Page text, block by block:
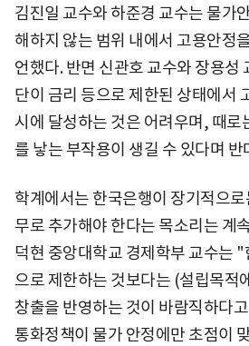
김진일 교수와 하준경 교수는 물가
해하지 않는 범위 내에서 고용안정
언했다. 반면 신관호 교수와 장용성
단이 금리 등으로 제한된 상태에서
시에 달성하는 것은 어려우며, 때로
를 낳는 부작용이 생길 수 있다며 반
학계에서는 한국은행이 장기적으
무로 추가해야 한다는 목소리는 계
덕현 중앙대학교 경제학부 교수는
으로 제한하는 것보다는 (설립목적
창출을 반영하는 것이 바람직하다
통화정책이 물가 안정에만 초점이